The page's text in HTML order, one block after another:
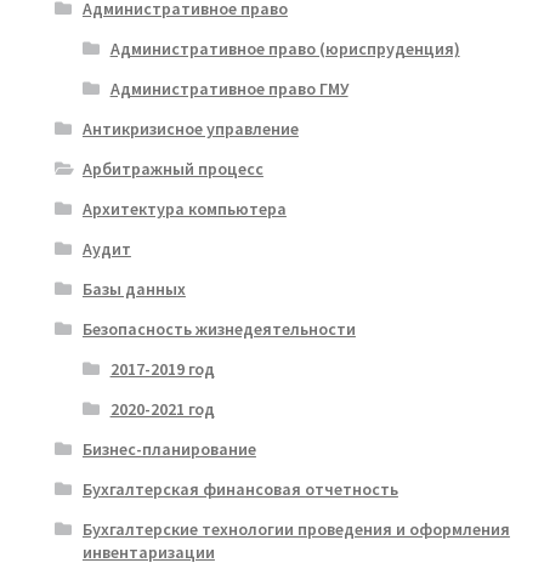
Административное право
Административное право (юриспруденция)
Административное право ГМУ
Антикризисное управление
Арбитражный процесс
Архитектура компьютера
Аудит
Базы данных
Безопасность жизнедеятельности
2017-2019 год
2020-2021 год
Бизнес-планирование
Бухгалтерская финансовая отчетность
Бухгалтерские технологии проведения и оформления
инвентаризации